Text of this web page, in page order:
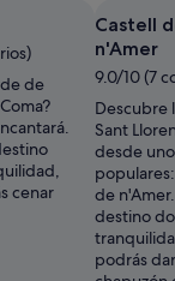
de
cenar
Castell
n'Amer
9.0/10 (7
Descubre
Sant
desde
de
destino
podrás